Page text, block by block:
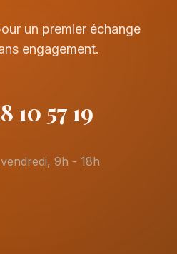
un premier échange
engagement.
10 57 19
9h - 18h